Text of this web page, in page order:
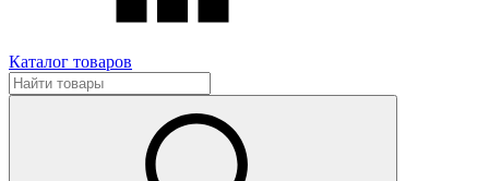
Каталог товаров